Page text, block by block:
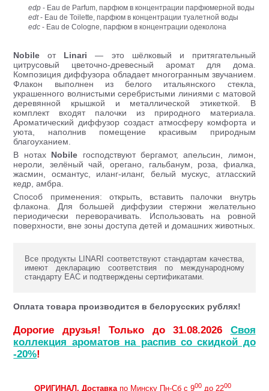
edp - Eau de Parfum, парфюм в концентрации парфюмерной воды
edt- Eau de Toilette, парфюм в концентрации туалетной воды
edc - Eau de Cologne, парфюм в концентрации одеколона
Nobile от Linari — это шёлковый и притягательный
цитрусовый цветочно-древесный аромат для дома.
Композиция диффузора обладает многогранным звучанием.
Флакон выполнен из белого итальянского стекла,
украшенного волнистыми серебристыми линиями с матовой
деревянной крышкой и металлической этикеткой. В
комплект входят палочки из природного материала.
Ароматический диффузор создаст атмосферу комфорта и
уюта, наполнив помещение красивым природным
благоуханием.
В нотах Nobile господствуют бергамот, апельсин, лимон,
нероли, зелёный чай, орегано, гальбанум, роза, фиалка,
жасмин, османтус, иланг-иланг, белый мускус, атласский
кедр, амбра.
Способ применения: открыть, вставить палочки внутрь
флакона. Для большей диффузии стержни желательно
периодически переворачивать. Использовать на ровной
поверхности, вне зоны доступа детей и домашних животных.
Все продукты LINARI соответствуют стандартам качества,
имеют декларацию соответствия по международному
стандарту ЕАС и подтверждены сертификатами.
Оплата товара производится в белорусских рублях!
Дорогие друзья! Только до 31.08.2026 Своя
коллекция ароматов на распив со скидкой до
-20%!
ОРИГИНАЛ. Доставкапо Минску Пн-Сб с 900 до 2200